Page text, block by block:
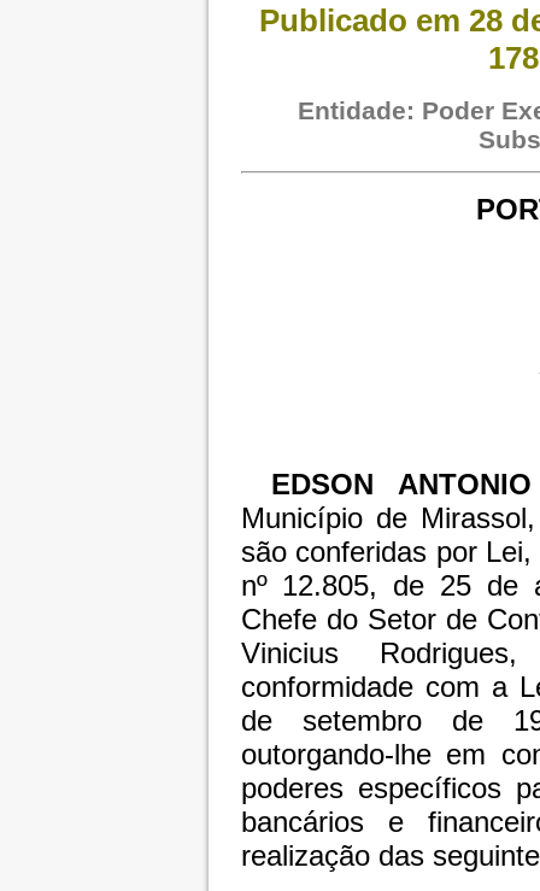
Publicado em 28
Entidade: Poder
EDSON
Município de
são conferidas por
nº 12.805, de 25 de
Chefe do Setor de
Vinicius
conformidade com a
de setembro de
outorgando-lhe em
poderes específicos
bancários e
realização das